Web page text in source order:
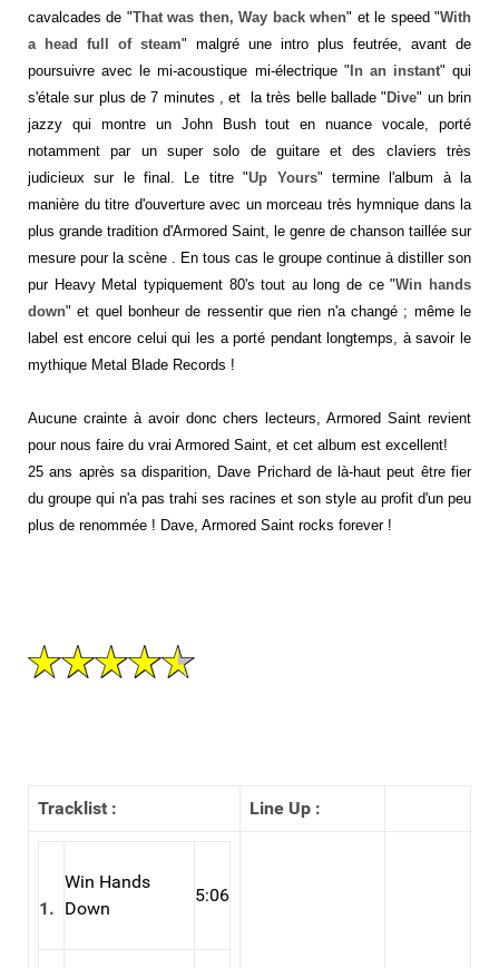
cavalcades de "That was then, Way back when" et le speed "With
a head full of steam" malgré une intro plus feutrée, avant de
poursuivre avec le mi-acoustique mi-électrique "In an instant" qui
s'étale sur plus de 7 minutes , et la très belle ballade "Dive" un brin
jazzy qui montre un John Bush tout en nuance vocale, porté
notamment par un super solo de guitare et des claviers très
judicieux sur le final. Le titre "Up Yours" termine l'album à la
manière du titre d'ouverture avec un morceau très hymnique dans la
plus grande tradition d'Armored Saint, le genre de chanson taillée sur
mesure pour la scène . En tous cas le groupe continue à distiller son
pur Heavy Metal typiquement 80's tout au long de ce "Win hands
down" et quel bonheur de ressentir que rien n'a changé ; même le
label est encore celui qui les a porté pendant longtemps, à savoir le
mythique Metal Blade Records !
Aucune crainte à avoir donc chers lecteurs, Armored Saint revient
pour nous faire du vrai Armored Saint, et cet album est excellent!
25 ans après sa disparition, Dave Prichard de là-haut peut être fier
du groupe qui n'a pas trahi ses racines et son style au profit d'un peu
plus de renommée ! Dave, Armored Saint rocks forever !
Tracklist : Line Up :
1.
Win Hands
Down
5:06